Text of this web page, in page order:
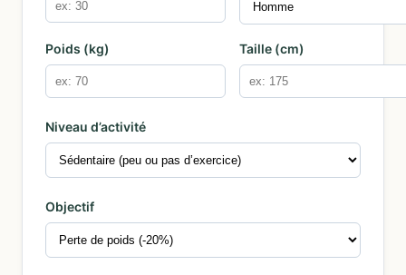
Poids (kg) Taille (cm)
Niveau d’activité
Objectif